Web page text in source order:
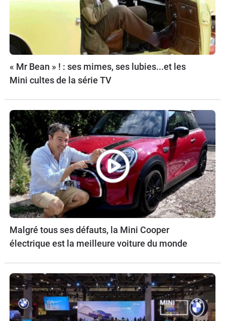
« Mr Bean » ! : ses mimes, ses lubies...et les
Mini cultes de la série TV
Malgré tous ses défauts, la Mini Cooper
électrique est la meilleure voiture du monde